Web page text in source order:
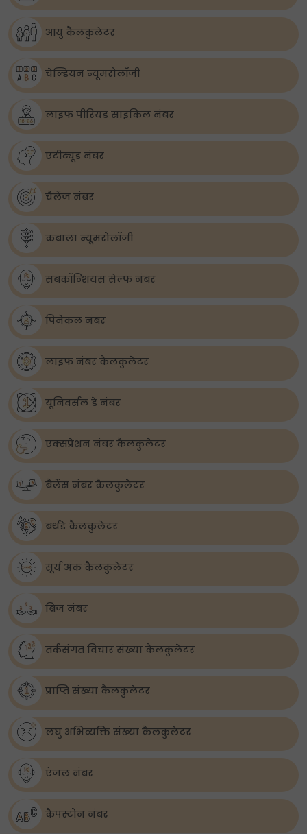
आयु कैलकुलेटर
चेल्डियन न्यूमरोलॉजी
लाइफ पीरियड साइकिल नंबर
एटीट्यूड नंबर
चैलेंज नंबर
कबाला न्यूमरोलॉजी
सबकॉन्शियस सेल्फ नंबर
पिनेकल नंबर
लाइफ नंबर कैलकुलेटर
यूनिवर्सल डे नंबर
एक्सप्रेशन नंबर कैलकुलेटर
बैलेंस नंबर कैलकुलेटर
बर्थडे कैलकुलेटर
सूर्य अंक कैलकुलेटर
ब्रिज नंबर
तर्कसंगत विचार संख्या कैलकुलेटर
प्राप्ति संख्या कैलकुलेटर
लघु अभिव्यक्ति संख्या कैलकुलेटर
एंजल नंबर
कैपस्टोन नंबर